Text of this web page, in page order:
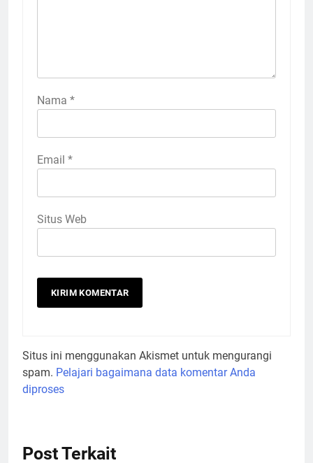
Nama *
Email *
Situs Web
Situs ini menggunakan Akismet untuk mengurangi
spam. Pelajari bagaimana data komentar Anda
diproses
Post Terkait